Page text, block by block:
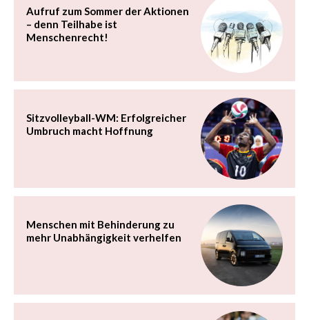
Aufruf zum Sommer der Aktionen
– denn Teilhabe ist
Menschenrecht!
Sitzvolleyball-WM: Erfolgreicher
Umbruch macht Hoffnung
Menschen mit Behinderung zu
mehr Unabhängigkeit verhelfen